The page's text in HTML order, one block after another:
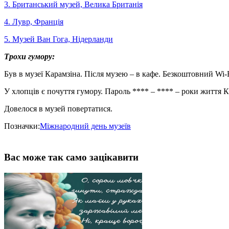
3. Британський музей, Велика Британія
4. Лувр, Франція
5. Музей Ван Гога, Нідерланди
Трохи гумору:
Був в музеї Карамзіна. Після музею – в кафе. Безкоштовний Wi-
У хлопців є почуття гумору. Пароль **** – **** – роки життя
Довелося в музей повертатися.
Позначки:Міжнародний день музеїв
Вас може так само зацікавити